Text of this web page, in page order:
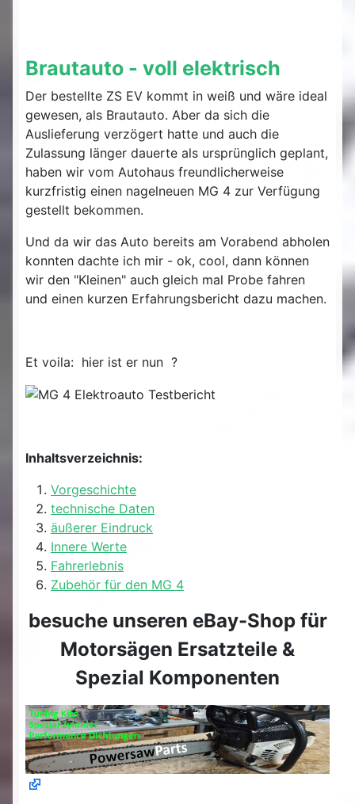
Brautauto - voll elektrisch
Der bestellte ZS EV kommt in weiß und wäre ideal
gewesen, als Brautauto. Aber da sich die
Auslieferung verzögert hatte und auch die
Zulassung länger dauerte als ursprünglich geplant,
haben wir vom Autohaus freundlicherweise
kurzfristig einen nagelneuen MG 4 zur Verfügung
gestellt bekommen.
Und da wir das Auto bereits am Vorabend abholen
konnten dachte ich mir - ok, cool, dann können
wir den "Kleinen" auch gleich mal Probe fahren
und einen kurzen Erfahrungsbericht dazu machen.
Et voila: hier ist er nun ?
Inhaltsverzeichnis:
Vorgeschichte
technische Daten
äußerer Eindruck
Innere Werte
Fahrerlebnis
Zubehör für den MG 4
besuche unseren eBay-Shop für
Motorsägen Ersatzteile &
Spezial Komponenten